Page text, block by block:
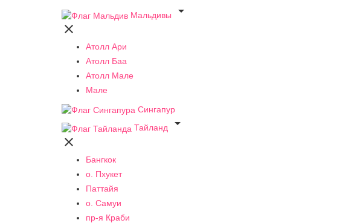
Мальдивы


Атолл Ари
Атолл Баа
Атолл Мале
Мале
Сингапур
Тайланд


Бангкок
о. Пхукет
Паттайя
о. Самуи
пр-я Краби